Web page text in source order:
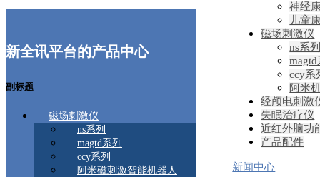
神经
儿童
磁场刺激仪
ns系
ccy系
阿米
经颅电刺激
失眠治疗仪
近红外脑功
产品配件
新闻中心
新全讯平台的产品中心
副标题
磁场刺激仪
ns系列
magtd系列
ccy系列
阿米磁刺激智能机器人